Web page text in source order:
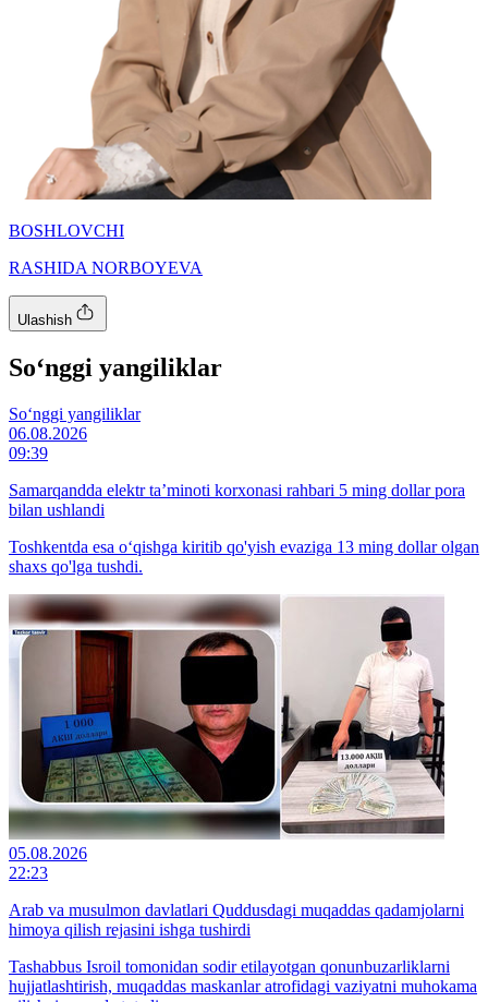
BOSHLOVCHI
RASHIDA NORBOYEVA
Ulashish
So‘nggi yangiliklar
So‘nggi yangiliklar
06.08.2026
09:39
Samarqandda elektr ta’minoti korxonasi rahbari 5 ming dollar pora
bilan ushlandi
Toshkentda esa o‘qishga kiritib qo'yish evaziga 13 ming dollar olgan
shaxs qo'lga tushdi.
05.08.2026
22:23
Arab va musulmon davlatlari Quddusdagi muqaddas qadamjolarni
himoya qilish rejasini ishga tushirdi
Tashabbus Isroil tomonidan sodir etilayotgan qonunbuzarliklarni
hujjatlashtirish, muqaddas maskanlar atrofidagi vaziyatni muhokama